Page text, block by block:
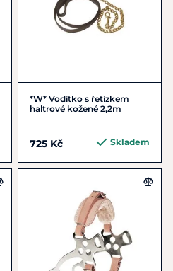
*W* Vodítko s řetízkem
haltrové kožené 2,2m
725 Kč Skladem